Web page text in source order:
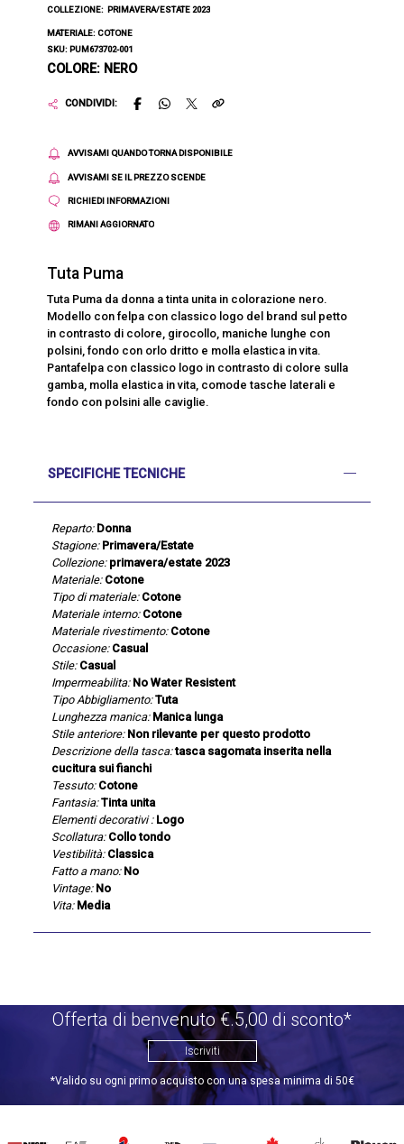
COLLEZIONE: PRIMAVERA/ESTATE 2023
MATERIALE: COTONE
SKU: PUM673702-001
COLORE: NERO
CONDIVIDI:
AVVISAMI QUANDO TORNA DISPONIBILE
AVVISAMI SE IL PREZZO SCENDE
RICHIEDI INFORMAZIONI
RIMANI AGGIORNATO
Tuta Puma
Tuta Puma da donna a tinta unita in colorazione nero.
Modello con felpa con classico logo del brand sul petto
in contrasto di colore, girocollo, maniche lunghe con
polsini, fondo con orlo dritto e molla elastica in vita.
Pantafelpa con classico logo in contrasto di colore sulla
gamba, molla elastica in vita, comode tasche laterali e
fondo con polsini alle caviglie.
SPECIFICHE TECNICHE
Reparto: Donna
Stagione: Primavera/Estate
Collezione: primavera/estate 2023
Materiale: Cotone
Tipo di materiale: Cotone
Materiale interno: Cotone
Materiale rivestimento: Cotone
Occasione: Casual
Stile: Casual
Impermeabilita: No Water Resistent
Tipo Abbigliamento: Tuta
Lunghezza manica: Manica lunga
Stile anteriore: Non rilevante per questo prodotto
Descrizione della tasca: tasca sagomata inserita nella
cucitura sui fianchi
Tessuto: Cotone
Fantasia: Tinta unita
Elementi decorativi : Logo
Scollatura: Collo tondo
Vestibilità: Classica
Fatto a mano: No
Vintage: No
Vita: Media
Offerta di benvenuto €.5,00 di sconto*
Iscriviti
*Valido su ogni primo acquisto con una spesa minima di 50€